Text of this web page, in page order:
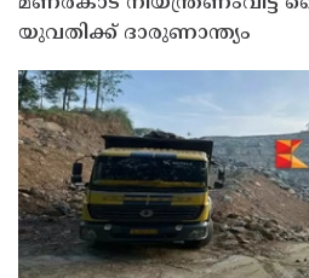
യുവതിക്ക് ദാരുണാന്ത്യം